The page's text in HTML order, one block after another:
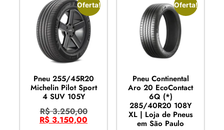
Oferta!
Pneu 255/45R20
Michelin Pilot Sport
4 SUV 105Y
R$3.250,00
R$ 3.150,00
Oferta!
Pneu Continental
Aro 20 EcoContact
6Q (*)
285/40R20 108Y
XL | Loja de Pneus
em São Paulo